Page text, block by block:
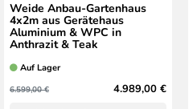
Weide Anbau-Gartenhaus
4x2m aus Gerätehaus
Aluminium & WPC in
Anthrazit & Teak
Auf Lager
6.599,00 € 4.989,00 €